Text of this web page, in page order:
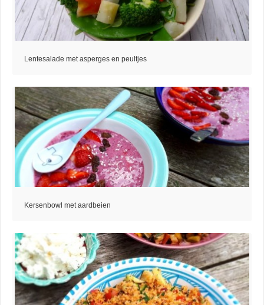
Lentesalade met asperges en peultjes
Kersenbowl met aardbeien